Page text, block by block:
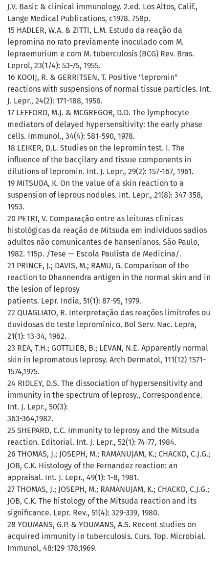
J.V. Basic & clinical immunology. 2.ed. Los Altos, Calif.,
Lange Medical Publications, c1978. 758p.
15 HADLER, W.A. & ZITTI, L.M. Estudo da reação da
lepromina no rato previamente inoculado com M.
lepraemurium e com M. tuberculosis (BCG) Rev. Bras.
Leprol, 23(1/4): 53-75, 1955.
16 KOOIJ, R. & GERRITSEN, T. Positive "lepromin"
reactions with suspensions of normal tissue particles. Int.
J. Lepr., 24(2): 171-188, 1956.
17 LEFFORD, M.J. & MCGREGOR, D.D. The lymphocyte
mediators of delayed hypersensitivity: the early phase
cells. Immunol., 34(4): 581-590, 1978.
18 LEIKER, D.L. Studies on the lepromin test. I. The
influence of the bacçilary and tissue components in
dilutions of lepromin. Int. J. Lepr., 29(2): 157-167, 1961.
19 MITSUDA, K. On the value of a skin reaction to a
suspension of leprous nodules. Int. Lepr., 21(8): 347-358,
1953.
20 PETRI, V. Comparação entre as leituras clinicas
histológicas da reação de Mitsuda em indivíduos sadios
adultos não comunicantes de hansenianos. São Paulo,
1982. 115p. /Tese — Escola Paulista de Medicina/.
21 PRINCE, J.; DAVIS, M.; RAMU, G. Comparison of the
reaction to Dhannendra antigen in the normal skin and in
the lesion of leprosy
patients. Lepr. India, 51(1): 87-95, 1979.
22 QUAGLIATO, R. Interpretação das reações limítrofes ou
duvidosas do teste lepromínico. Bol Serv. Nac. Lepra,
21(1): 13-34, 1962.
23 REA, T.H.; GOTTLIEB, B.; LEVAN, N.E. Apparently normal
skin in lepromatous leprosy. Arch Dermatol, 111(12) 1571-
1574,1975.
24 RIDLEY, D.S. The dissociation of hypersensitivity and
immunity in the spectrum of leprosy., Correspondence.
Int. J. Lepr., 50(3):
363-364,1982.
25 SHEPARD, C.C. Immunity to leprosy and the Mitsuda
reaction. Editorial. Int. J. Lepr., 52(1): 74-77, 1984.
26 THOMAS, J.; JOSEPH, M.; RAMANUJAM, K.; CHACKO, C.J.G.;
JOB, C.K. Histology of the Fernandez reaction: an
appraisal. Int. J. Lepr., 49(1): 1-8, 1981.
27 THOMAS, J.; JOSEPH, M.; RAMANUJAM, K.; CHACKO, C.J.G.;
JOB, C.K. The histology of the Mitsuda reaction and its
significance. Lepr. Rev., 51(4): 329-339, 1980.
28 YOUMANS, G.P. & YOUMANS, A.S. Recent studies on
acquired immunity in tuberculosis. Curs. Top. Microbial.
Immunol, 48:129-178,1969.